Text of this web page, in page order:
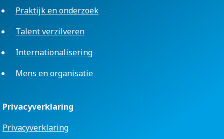
Praktijk en onderzoek
Talent verzilveren
Internationalisering
Mens en organisatie
Privacyverklaring
Privacyverklaring